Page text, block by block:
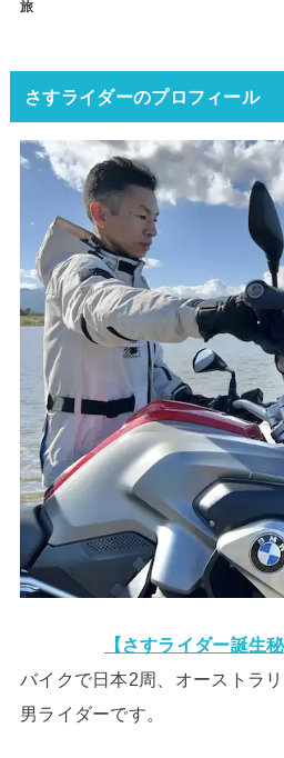
旅
さすライダーのプロフィール
【さすライダー誕生
バイクで日本2周、オーストラ
男ライダーです。